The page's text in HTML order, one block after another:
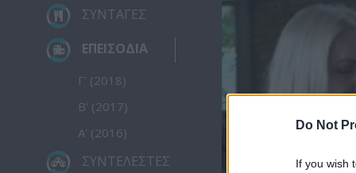
Do Not
If you wish
ΣΥΝΤΑΓΕΣ
ΕΠΕΙΣΟΔΙΑ
Γ' (2018)
Β' (2017)
Α' (2016)
ΣΥΝΤΕΛΕΣΤΕΣ